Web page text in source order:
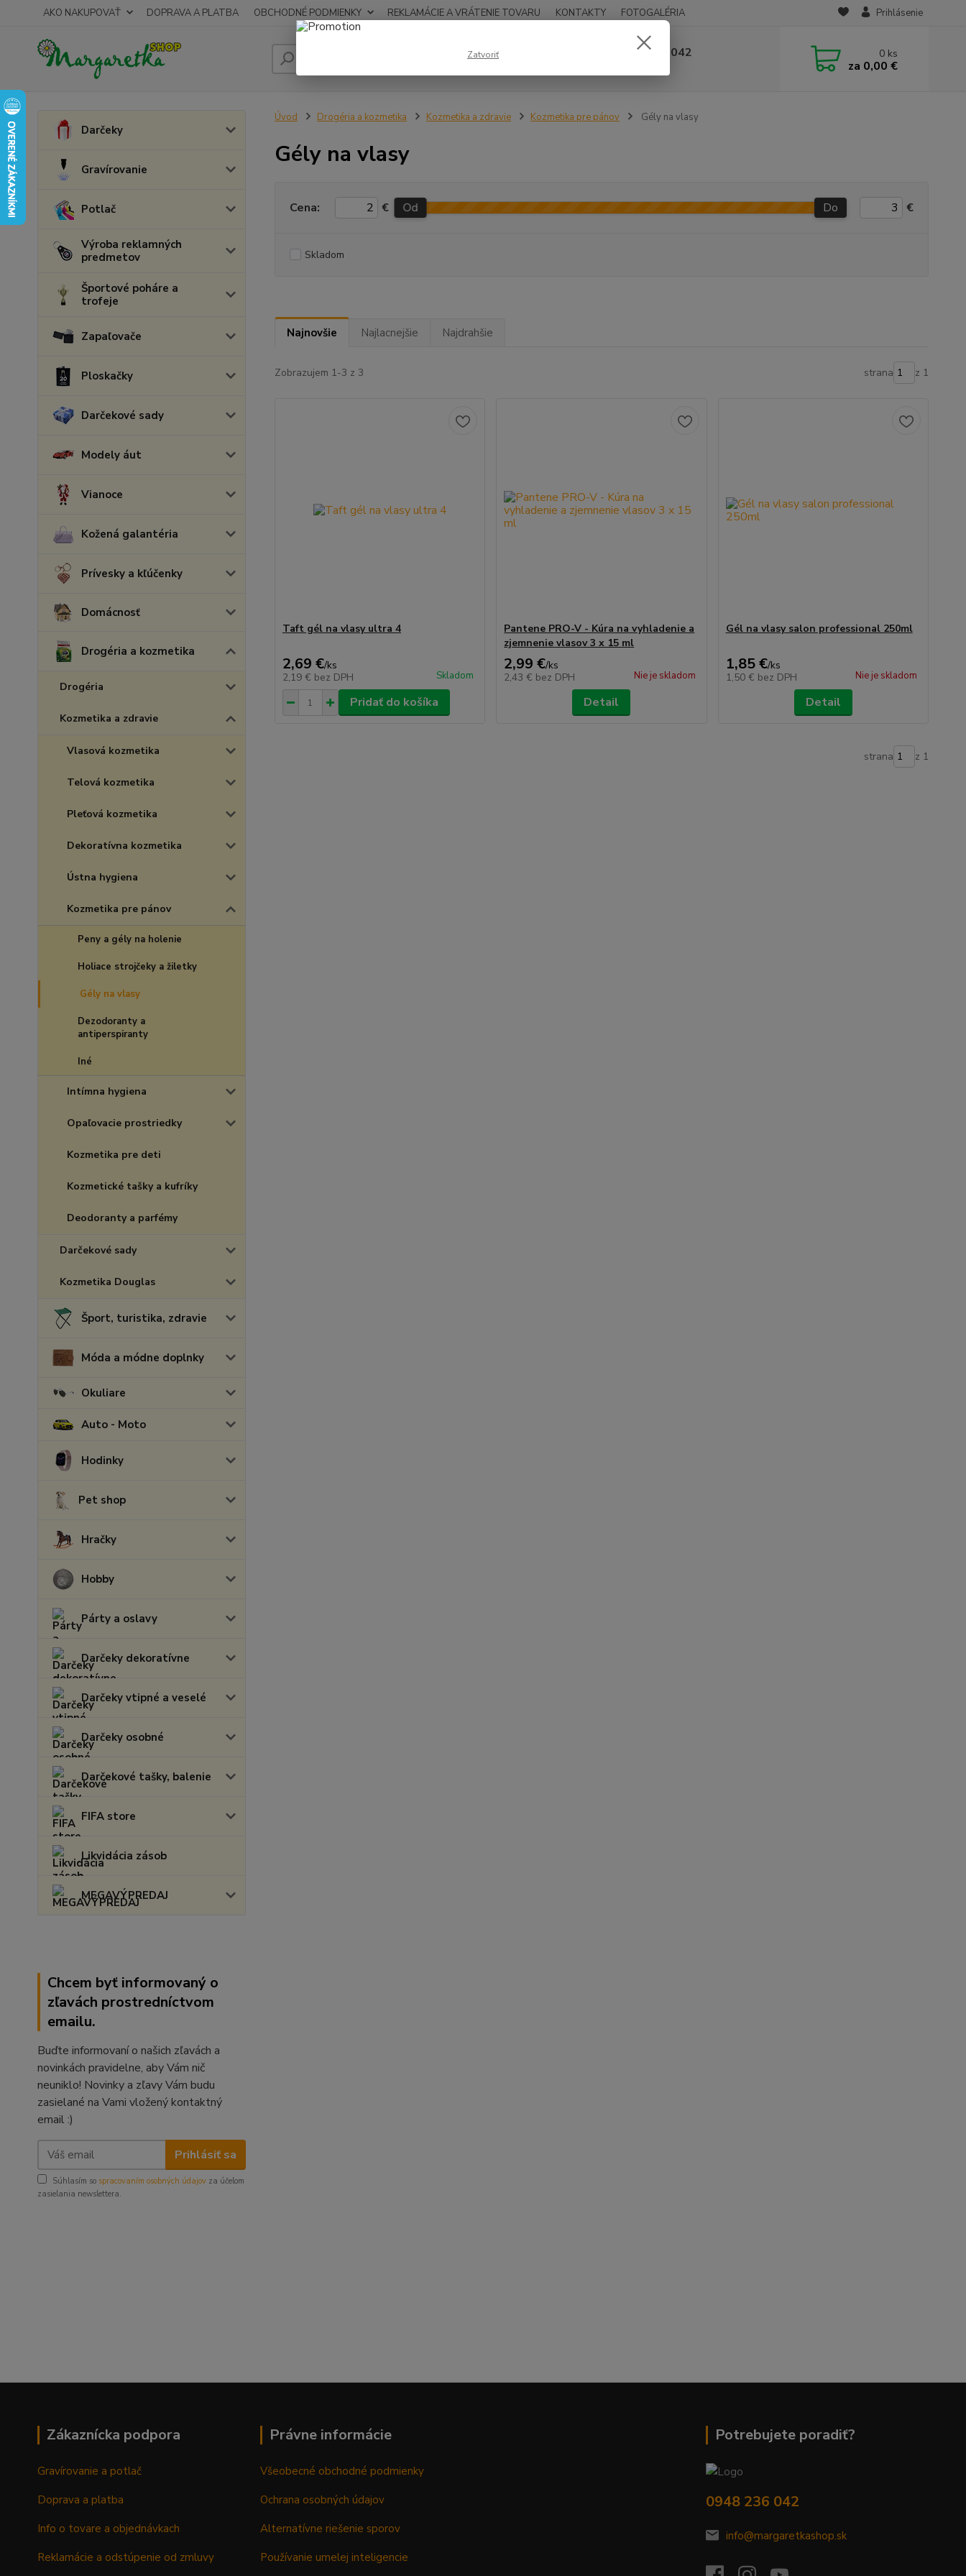
AKO NAKUPOVAŤ DOPRAVA A PLATBA OBCHODNÉ PODMIENKY REKLAMÁCIE A VRÁTENIE TOVARU KONTAKTY FOTOGALÉRIA Prihlásenie
Hľadať 0948 236 042 0 ks
za 0,00 €
Darčeky
Gravírovanie
Potlač
Výroba reklamných
predmetov
Športové poháre a
trofeje
Zapaľovače
Ploskačky
Darčekové sady
Modely áut
Vianoce
Kožená galantéria
Prívesky a kľúčenky
Domácnosť
Drogéria a kozmetika
Drogéria
Kozmetika a zdravie
Vlasová kozmetika
Telová kozmetika
Pleťová kozmetika
Dekoratívna kozmetika
Ústna hygiena
Kozmetika pre pánov
Peny a gély na holenie
Holiace strojčeky a žiletky
Gély na vlasy
Dezodoranty a
antiperspiranty
Iné
Intímna hygiena
Opaľovacie prostriedky
Kozmetika pre deti
Kozmetické tašky a kufríky
Deodoranty a parfémy
Darčekové sady
Kozmetika Douglas
Šport, turistika, zdravie
Móda a módne doplnky
Okuliare
Auto - Moto
Hodinky
Pet shop
Hračky
Hobby
Párty a oslavy
Darčeky dekoratívne
Darčeky vtipné a veselé
Darčeky osobné
Darčekové tašky, balenie
FIFA store
Likvidácia zásob
MEGAVÝPREDAJ
Chcem byť informovaný o
zľavách prostredníctvom
emailu.
Buďte informovaní o našich zľavách a
novinkách pravidelne, aby Vám nič
neuniklo! Novinky a zľavy Vám budu
zasielané na Vami vložený kontaktný
email :)
Prihlásiť sa
Súhlasím so spracovaním osobných údajov za účelom
zasielania newslettera.
Úvod Drogéria a kozmetika Kozmetika a zdravie Kozmetika pre pánov Gély na vlasy
Gély na vlasy
Cena: € Od Do €
Skladom
Najnovšie Najlacnejšie Najdrahšie
Zobrazujem 1-3 z 3 strana z 1
Taft gél na vlasy ultra 4
2,69 €/ks
2,19 € bez DPH Skladom
Pridať do košíka
Pantene PRO-V - Kúra na vyhladenie a
zjemnenie vlasov 3 x 15 ml
2,99 €/ks
2,43 € bez DPH Nie je skladom
Detail
Gél na vlasy salon professional 250ml
1,85 €/ks
1,50 € bez DPH Nie je skladom
Detail
strana z 1
Zákaznícka podpora
Gravírovanie a potlač
Doprava a platba
Info o tovare a objednávkach
Reklamácie a odstúpenie od zmluvy
Právne informácie
Všeobecné obchodné podmienky
Ochrana osobných údajov
Alternatívne riešenie sporov
Používanie umelej inteligencie
Potrebujete poradiť?
0948 236 042
info@margaretkashop.sk
Zatvoriť